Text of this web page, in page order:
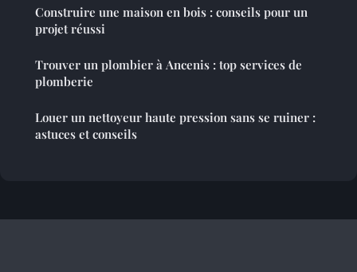
Construire une maison en bois : conseils pour un
projet réussi
Trouver un plombier à Ancenis : top services de
plomberie
Louer un nettoyeur haute pression sans se ruiner :
astuces et conseils